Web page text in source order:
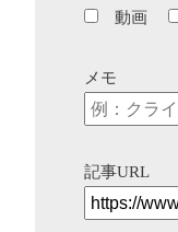
動画
メモ
記事URL